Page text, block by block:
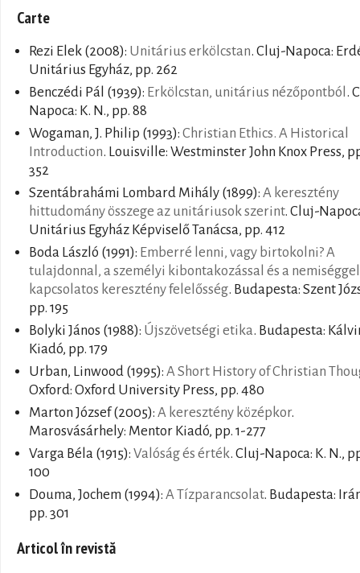
Carte
Rezi Elek (2008): Unitárius erkölcstan. Cluj-Napoca:
Unitárius Egyház, pp. 262
Benczédi Pál (1939): Erkölcstan, unitárius nézőpontból .
Napoca: K. N., pp. 88
Wogaman, J. Philip (1993): Christian Ethics. A Historical
Introduction. Louisville: Westminster John Knox Press,
352
Szentábrahámi Lombard Mihály (1899): A keresztény
hittudomány összege az unitáriusok szerint. Cluj-
Unitárius Egyház Képviselő Tanácsa, pp. 412
Boda László (1991): Emberré lenni, vagy birtokolni? A
tulajdonnal, a személyi kibontakozással és a nemiséggel
kapcsolatos keresztény felelősség. Budapesta: Szent
pp. 195
Bolyki János (1988): Újszövetségi etika. Budapesta:
Kiadó, pp. 179
Urban, Linwood (1995): A Short History of Christian
Oxford: Oxford University Press, pp. 480
Marton József (2005): A keresztény középkor.
Marosvásárhely: Mentor Kiadó, pp. 1-277
Varga Béla (1915): Valóság és érték. Cluj-Napoca: K. N.,
100
Douma, Jochem (1994): A Tízparancsolat. Budapesta:
pp. 301
Articol în revistă